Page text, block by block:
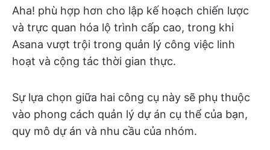
Aha! phù hợp hơn cho lập kế hoạch chiến lược
và trực quan hóa lộ trình cấp cao, trong khi
Asana vượt trội trong quản lý công việc linh
hoạt và cộng tác thời gian thực.
Sự lựa chọn giữa hai công cụ này sẽ phụ thuộc
vào phong cách quản lý dự án cụ thể của bạn,
quy mô dự án và nhu cầu của nhóm.